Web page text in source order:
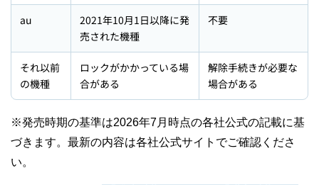
au
2021年10月1日以降に発
売された機種
不要
それ以前
の機種
ロックがかかっている場
合がある
解除手続きが必要な
場合がある
※発売時期の基準は2026年7月時点の各社公式の記載に基
づきます。最新の内容は各社公式サイトでご確認くださ
い。